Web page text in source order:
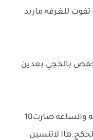
للغرفه ماريد
بالحجي بعدين
والساعه صارت10
لاتنسين